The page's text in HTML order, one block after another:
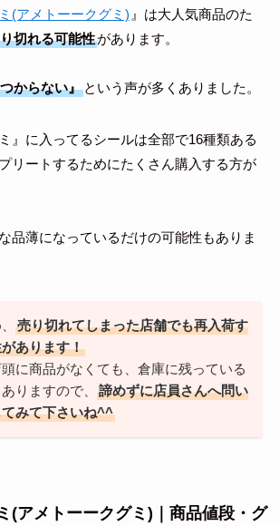
(アメトーークグミ) 』は大人気商品のた
切れる可能性があります。
からない』という声が多くありました。
』に入ってるシールは全部で16種類ある
リートするためにたくさん購入する方が
品薄になっているだけの可能性もありま
売り切れてしまった店舗でも再入荷す
あります！
頭に商品がなくても、倉庫に残っている
りますので、
諦めずに店員さんへ問い
みて下さいね^^
(アメトーークグミ)｜商品値段・グ